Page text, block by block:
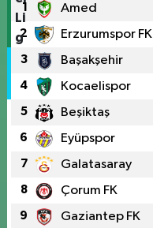
1 Amed
2 Erzurumspor FK
3 Başakşehir
4 Kocaelispor
5 Beşiktaş
6 Eyüpspor
7 Galatasaray
8 Çorum FK
9 Gaziantep FK